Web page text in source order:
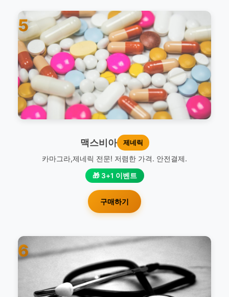
5
맥스비아 제네릭
카마그라,제네릭 전문! 저렴한 가격. 안전결제.
🎁 3+1 이벤트
구매하기
6